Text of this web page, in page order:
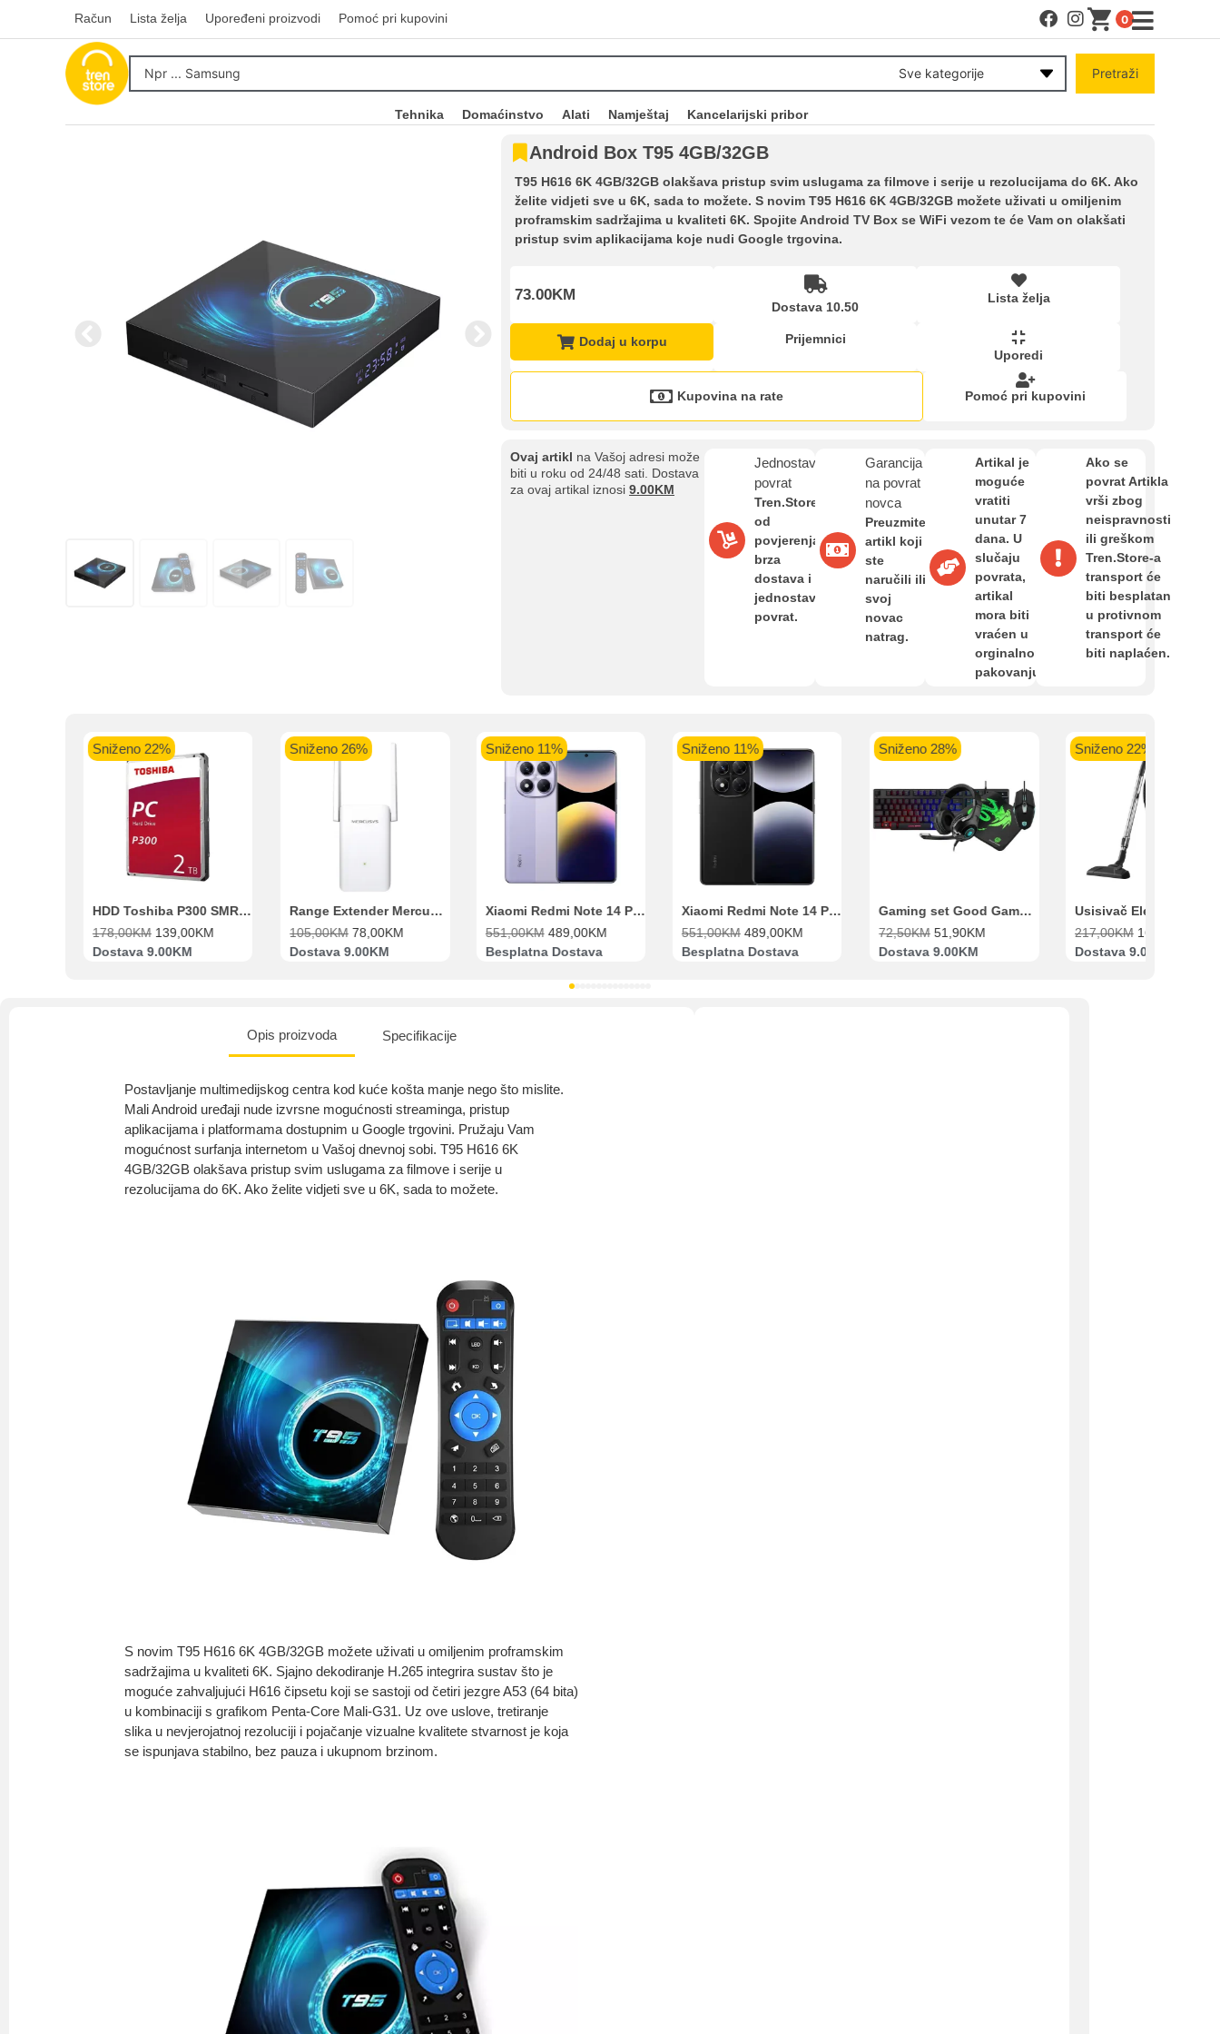
Račun Lista želja Upoređeni proizvodi Pomoć pri kupovini 0
Sve kategorije Pretraži
Tehnika Domaćinstvo Alati Namještaj Kancelarijski pribor
Android Box T95 4GB/32GB
T95 H616 6K 4GB/32GB olakšava pristup svim uslugama za filmove i serije u rezolucijama do 6K. Ako
želite vidjeti sve u 6K, sada to možete. S novim T95 H616 6K 4GB/32GB možete uživati ​​u omiljenim
proframskim sadržajima u kvaliteti 6K. Spojite Android TV Box se WiFi vezom te će Vam on olakšati
pristup svim aplikacijama koje nudi Google trgovina.
73.00KM
Dostava 10.50
Lista želja
Dodaj u korpu
Prijemnici
Uporedi
Kupovina na rate Pomoć pri kupovini
Ovaj artikl na Vašoj adresi može
biti u roku od 24/48 sati. Dostava
za ovaj artikal iznosi 9.00KM
Jednostavan
povrat
Tren.Store
od
povjerenja,
brza
dostava i
jednostavan
povrat.
Garancija
na povrat
novca
Preuzmite
artikl koji
ste
naručili ili
svoj
novac
natrag.
Artikal je
moguće
vratiti
unutar 7
dana. U
slučaju
povrata,
artikal
mora biti
vraćen u
orginalnom
pakovanju.
Ako se
povrat Artikla
vrši zbog
neispravnosti
ili greškom
Tren.Store-a
transport će
biti besplatan
u protivnom
transport će
biti naplaćen.
Sniženo 22%
HDD Toshiba P300 SMR 3.5″ 2TB SATA III
178,00KM 139,00KM
Dostava 9.00KM
Sniženo 26%
Range Extender Mercusys AX3000 ME80X Wi-Fi 6
105,00KM 78,00KM
Dostava 9.00KM
Sniženo 11%
Xiaomi Redmi Note 14 Pro 8GB 256GB Ljubičasti
551,00KM 489,00KM
Besplatna Dostava
Sniženo 11%
Xiaomi Redmi Note 14 Pro 8GB 256GB Crni
551,00KM 489,00KM
Besplatna Dostava
Sniženo 28%
Gaming set Good Game Tastatura, Miš, Slušalice i podloga za miš
72,50KM 51,90KM
Dostava 9.00KM
Sniženo 22%
217,00KM 169,00
Dostava 9.00KM
Opis proizvoda Specifikacije
Postavljanje multimedijskog centra kod kuće košta manje nego što mislite.
Mali Android uređaji nude izvrsne mogućnosti streaminga, pristup
aplikacijama i platformama dostupnim u Google trgovini. Pružaju Vam
mogućnost surfanja internetom u Vašoj dnevnoj sobi. T95 H616 6K
4GB/32GB olakšava pristup svim uslugama za filmove i serije u
rezolucijama do 6K. Ako želite vidjeti sve u 6K, sada to možete.
S novim T95 H616 6K 4GB/32GB možete uživati ​​u omiljenim proframskim
sadržajima u kvaliteti 6K. Sjajno dekodiranje H.265 integrira sustav što je
moguće zahvaljujući H616 čipsetu koji se sastoji od četiri jezgre A53 (64 bita)
u kombinaciji s grafikom Penta-Core Mali-G31. Uz ove uslove, tretiranje
slika u nevjerojatnoj rezoluciji i pojačanje vizualne kvalitete stvarnost je koja
se ispunjava stabilno, bez pauza i ukupnom brzinom.
Račun
Kupovina na rate
Lista želja
Upoređeni proizvodi
Informacije o dostavi
O nama
Privatnost kupca
Uvjeti i odredbe
Kupovinu na rate možete obaviti ukoliko posjedujete jednu od slikovito prikazanih kartica ispod.
Intesa Sanpaolo banka
Intesa Sanpaolo banka
VISA Inspire do 12 rata
UniCredit banka
MasterCard Obročna
UniCredit banka VISA
Obročna do 24 rate
Sparkasse banka
Shop'n'Fun do 36 rata
Raiffeisen banka VISA
Magic Card do 36 rata
Pomoć pri kupovini
Bit će uračunati bankarski troškovi u iznosi od 3.5%